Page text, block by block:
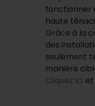
fonctionner
haute
Grâce à la
des
seulement
manière
Cliquez ici